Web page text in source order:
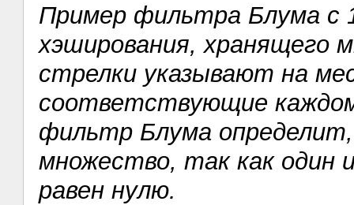
Пример фильтра Блума с
хэширования, хранящего
стрелки указывают на
соответствующие
фильтр Блума
множество, так как
равен нулю.